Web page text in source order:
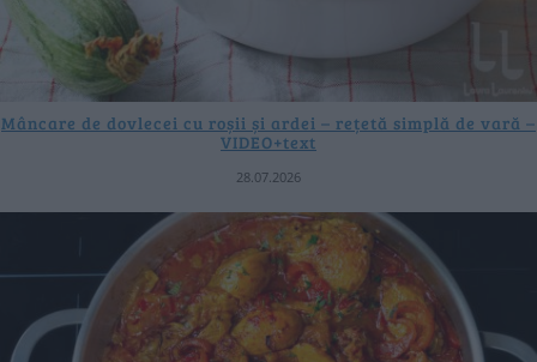
Mâncare de dovlecei cu roșii și ardei – rețetă simplă de vară –
VIDEO+text
28.07.2026